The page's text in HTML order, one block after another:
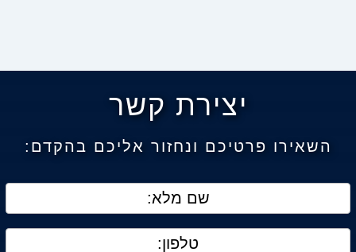
יצירת קשר
השאירו פרטיכם ונחזור אליכם בהקדם: